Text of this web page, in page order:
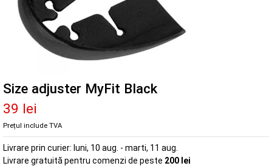
Size adjuster MyFit Black
39 lei
Prețul include TVA
Livrare prin curier: luni, 10 aug. - marti, 11 aug.
Livrare gratuită pentru comenzi de peste 200 lei